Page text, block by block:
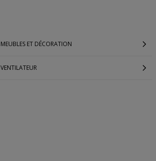
MEUBLES ET DÉCORATION
VENTILATEUR